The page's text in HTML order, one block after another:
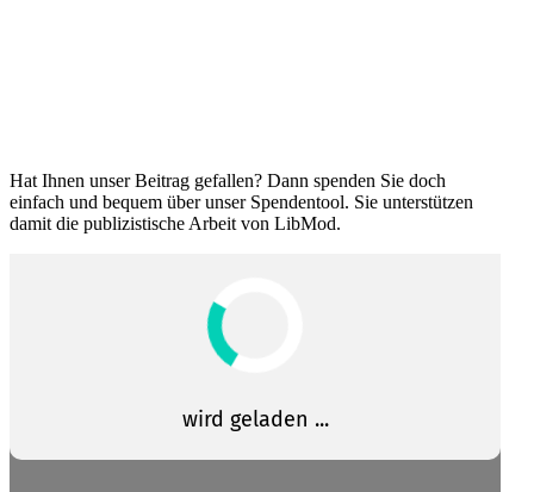
Hat Ihnen unser Beitrag gefallen? Dann spenden Sie doch
einfach und bequem über unser Spendentool. Sie unter­stützen
damit die publi­zis­tische Arbeit von LibMod.